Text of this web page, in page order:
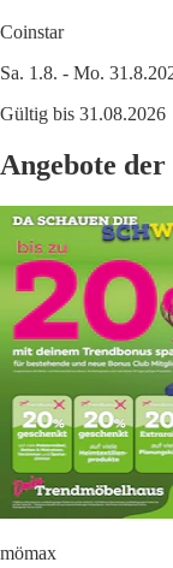
Coinstar
Sa. 1.8. - Mo.
Gültig bis 31.08.2026
Angebote
mömax